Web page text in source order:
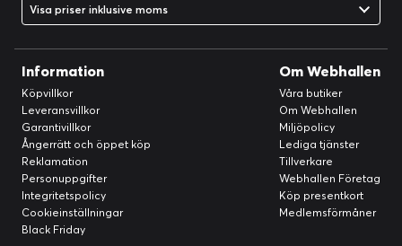
Visa priser inklusive moms
Information
Köpvillkor
Leveransvillkor
Garantivillkor
Ångerrätt och öppet köp
Reklamation
Personuppgifter
Integritetspolicy
Cookieinställningar
Black Friday
Om Webhallen
Våra butiker
Om Webhallen
Miljöpolicy
Lediga tjänster
Tillverkare
Webhallen Företag
Köp presentkort
Medlemsförmåner